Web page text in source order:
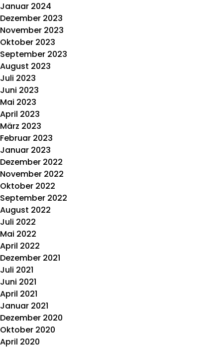
Januar 2024
Dezember 2023
November 2023
Oktober 2023
September 2023
August 2023
Juli 2023
Juni 2023
Mai 2023
April 2023
März 2023
Februar 2023
Januar 2023
Dezember 2022
November 2022
Oktober 2022
September 2022
August 2022
Juli 2022
Mai 2022
April 2022
Dezember 2021
Juli 2021
Juni 2021
April 2021
Januar 2021
Dezember 2020
Oktober 2020
April 2020